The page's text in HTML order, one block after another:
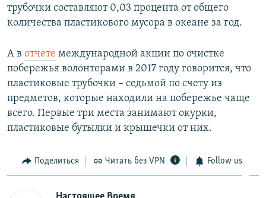
трубочки составляют 0,03 процента от общего
количества пластикового мусора в океане за год.
А в отчете международной акции по очистке
побережья волонтерами в 2017 году говорится, что
пластиковые трубочки – седьмой по счету из
предметов, которые находили на побережье чаще
всего. Первые три места занимают окурки,
пластиковые бутылки и крышечки от них.
Поделиться Читать без VPN Follow us